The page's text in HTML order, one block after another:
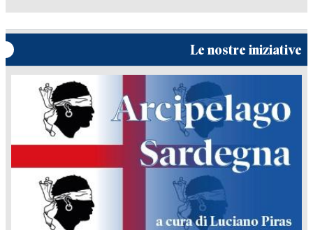
Le nostre iniziative